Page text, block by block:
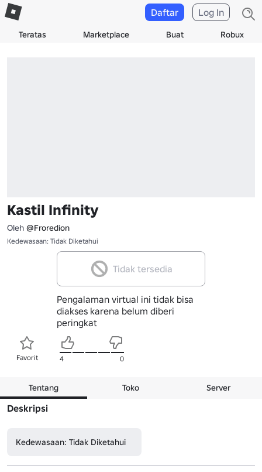
Teratas Marketplace Buat Robux
Daftar Log In
Kastil Infinity
Oleh @Froredion
Kedewasaan: Tidak Diketahui
Tidak tersedia
Pengalaman virtual ini tidak bisa
diakses karena belum diberi
peringkat
Favorit 4 0
Tentang Toko Server
Deskripsi
Kedewasaan: Tidak Diketahui